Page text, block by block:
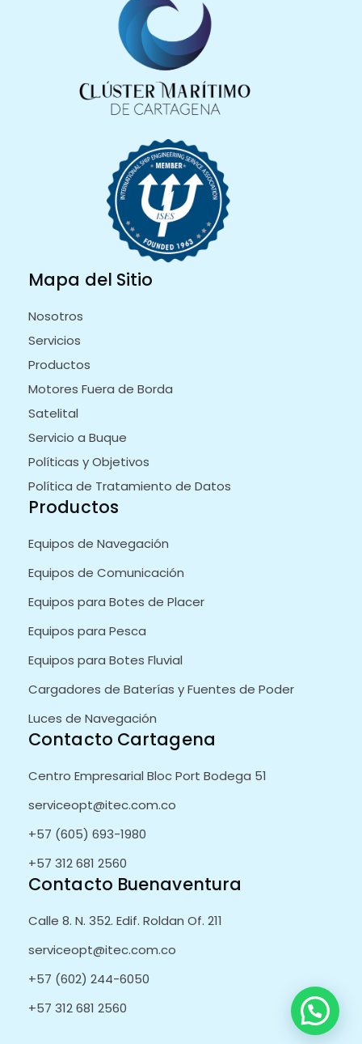
Mapa del Sitio
Nosotros
Servicios
Productos
Motores Fuera de Borda
Satelital
Servicio a Buque
Políticas y Objetivos
Política de Tratamiento de Datos
Productos
Equipos de Navegación
Equipos de Comunicación
Equipos para Botes de Placer
Equipos para Pesca
Equipos para Botes Fluvial
Cargadores de Baterías y Fuentes de Poder
Luces de Navegación
Contacto Cartagena
Centro Empresarial Bloc Port Bodega 51
serviceopt@itec.com.co
+57 (605) 693-1980
+57 312 681 2560
Contacto Buenaventura
Calle 8. N. 352. Edif. Roldan Of. 211
serviceopt@itec.com.co
+57 (602) 244-6050
+57 312 681 2560